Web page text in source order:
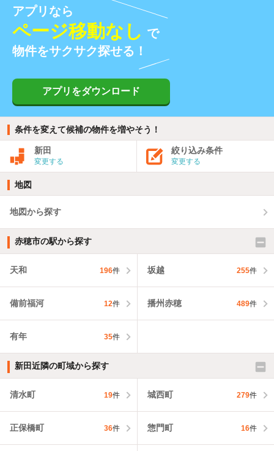
アプリなら
ページ移動なし で
物件をサクサク探せる！
アプリをダウンロード
条件を変えて候補の物件を増やそう！
新田
変更する
絞り込み条件
変更する
地図
地図から探す
赤穂市の駅から探す
天和 196件 坂越 255件
備前福河 12件 播州赤穂 489件
有年 35件
新田近隣の町域から探す
清水町 19件 城西町 279件
正保橋町 36件 惣門町 16件